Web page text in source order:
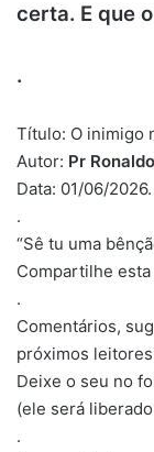
certa. E que
.
Título: O inimigo
Autor: Pr
Data: 01/06/2026.
.
“Sê tu uma
Compartilhe
.
Comentários,
próximos
Deixe o seu no
(ele será
.